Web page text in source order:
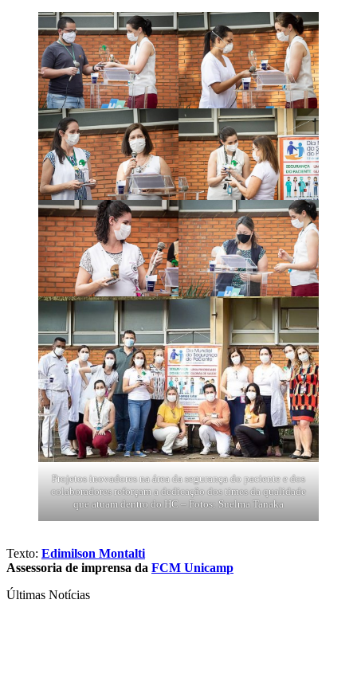
Projetos inovadores na área da segurança do paciente e dos
colaboradores reforçam a dedicação dos times da qualidade
que atuam dentro do HC – Fotos: Suelma Tanaka
Texto: Edimilson Montalti
Assessoria de imprensa da FCM Unicamp
Últimas Notícias